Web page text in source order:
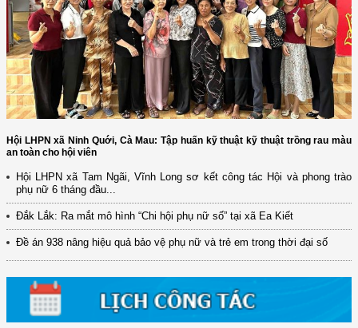
Hội LHPN xã Ninh Quới, Cà Mau: Tập huấn kỹ thuật kỹ thuật trồng rau màu
an toàn cho hội viên
Hội LHPN xã Tam Ngãi, Vĩnh Long sơ kết công tác Hội và phong trào
phụ nữ 6 tháng đầu...
Đắk Lắk: Ra mắt mô hình “Chi hội phụ nữ số” tại xã Ea Kiết
Đề án 938 nâng hiệu quả bảo vệ phụ nữ và trẻ em trong thời đại số
(12/TB-HĐKH) V/v đăng ký, đề xuất nhiệm vụ Khoa học, công nghệ và
đổi mới ...
(898/KH/ĐCT) Kế hoạch thực hiện Quyết định số 2415/QĐ-TTg ngày
31/10/2025 ...
xây dựng ...
(891/KH-ĐCT) Kế hoạch thực hiện Nghị quyết số 72-NQ/TW ngày
9/9/2025 của Bộ ...